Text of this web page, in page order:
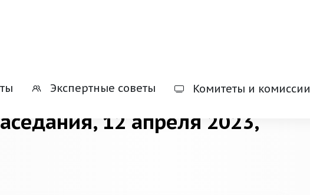
Экспертные советы Комитеты и комиссии
12 апреля 2023,